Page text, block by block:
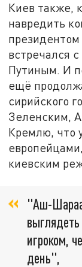
Киев также,
навредить
встречался
Путиным. И
ещё
сирийского
Зеленским,
Кремлю, что
киевским
"Аш-Шараа
игроком,
день",